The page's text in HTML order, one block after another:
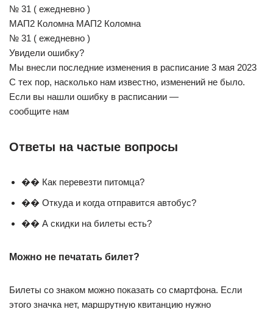
№ 31 ( ежедневно )
МАП2 Коломна МАП2 Коломна
№ 31 ( ежедневно )
Увидели ошибку?
Мы внесли последние изменения в расписание 3 мая 2023
С тех пор, насколько нам известно, изменений не было.
Если вы нашли ошибку в расписании —
сообщите нам
Ответы на частые вопросы
�� Как перевезти питомца?
�� Откуда и когда отправится автобус?
�� А скидки на билеты есть?
Можно не печатать билет?
Билеты со знаком можно показать со смартфона. Если
этого значка нет, маршрутную квитанцию нужно